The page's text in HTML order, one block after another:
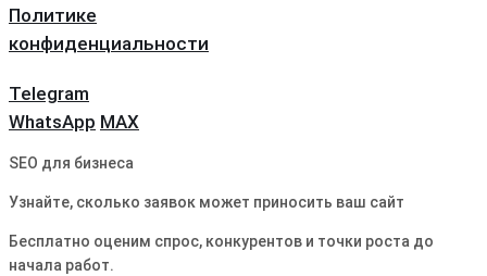
Политике
конфиденциальности
Telegram
WhatsApp MAX
SEO для бизнеса
Узнайте, сколько заявок может приносить ваш сайт
Бесплатно оценим спрос, конкурентов и точки роста до
начала работ.